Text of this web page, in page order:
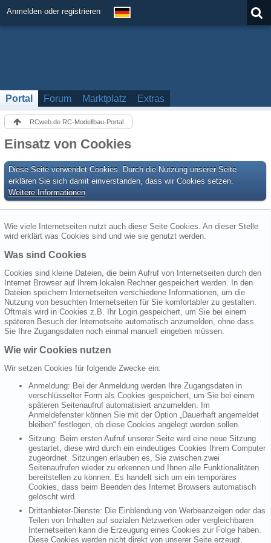
Anmelden oder registrieren
Portal Forum Marktplatz Extras
RCweb.de RC-Modellbau-Portal
Einsatz von Cookies
Diese Seite verwendet Cookies. Durch die Nutzung unserer Seite
erklären Sie sich damit einverstanden, dass wir Cookies setzen.
Weitere Informationen
Wie viele Internetseiten nutzt auch diese Seite Cookies. An dieser Stelle
wird erklärt was Cookies sind und wie sie genutzt werden.
Was sind Cookies
Cookies sind kleine Dateien, die beim Aufruf von Internetseiten durch den
Internet Browser auf Ihrem lokalen Rechner gespeichert werden. In den
Dateien speichern Internetseiten verschiedene Informationen, um die
Nutzung von besuchten Internetseiten für Sie komfortabler zu gestalten.
Oftmals wird in Cookies z.B. Ihr Login gespeichert, um Sie bei einem
späteren Besuch der Internetseite automatisch anzumelden, ohne dass
Sie Ihre Zugangsdaten noch einmal manuell eingeben müssen.
Wie wir Cookies nutzen
Wir setzen Cookies für folgende Zwecke ein:
Anmeldung: Bei der Anmeldung werden Ihre Zugangsdaten in
verschlüsselter Form als Cookies gespeichert, um Sie bei einem
späteren Seitenaufruf automatisiert anzumelden. Im
Anmeldefenster können Sie mit der Option „Dauerhaft angemeldet
bleiben“ festlegen, ob diese Cookies angelegt werden sollen.
Sitzung: Beim ersten Aufruf unserer Seite wird eine neue Sitzung
gestartet, diese wird durch ein eindeutiges Cookies Ihrem Computer
zugeordnet. Sitzungen erlauben es, Sie zwischen zwei
Seitenaufrufen wieder zu erkennen und Ihnen alle Funktionalitäten
bereitstellen zu können. Es handelt sich um ein temporäres
Cookies, dass beim Beenden des Internet Browsers automatisch
gelöscht wird.
Drittanbieter-Dienste: Die Einblendung von Werbeanzeigen oder das
Teilen von Inhalten auf sozialen Netzwerken oder vergleichbaren
Internetseiten kann die Erzeugung eines Cookies zur Folge haben.
Diese Cookies werden nicht direkt von unserer Seite erzeugt,